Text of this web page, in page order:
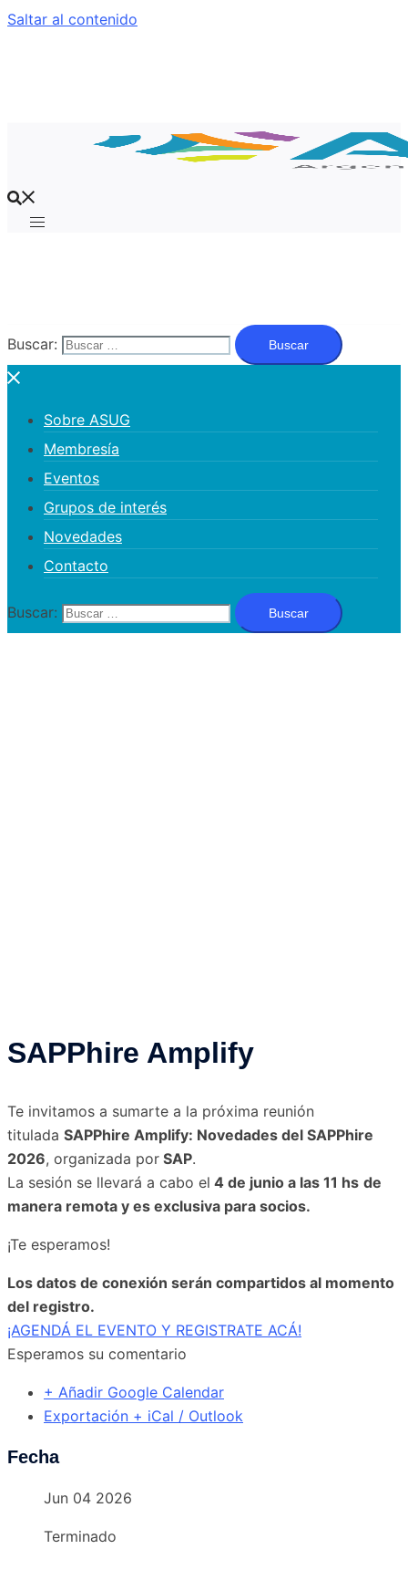
Saltar al contenido
Buscar:
Sobre ASUG
Membresía
Eventos
Grupos de interés
Novedades
Contacto
Buscar:
SAPPhire Amplify
Te invitamos a sumarte a la próxima reunión
titulada SAPPhire Amplify: Novedades del SAPPhire
2026, organizada por SAP.
La sesión se llevará a cabo el 4 de junio a las 11 hs de
manera remota y es exclusiva para socios.
¡Te esperamos!
Los datos de conexión serán compartidos al momento
del registro.
¡AGENDÁ EL EVENTO Y REGISTRATE ACÁ!
Esperamos su comentario
+ Añadir Google Calendar
Exportación + iCal / Outlook
Fecha
Jun 04 2026
Terminado